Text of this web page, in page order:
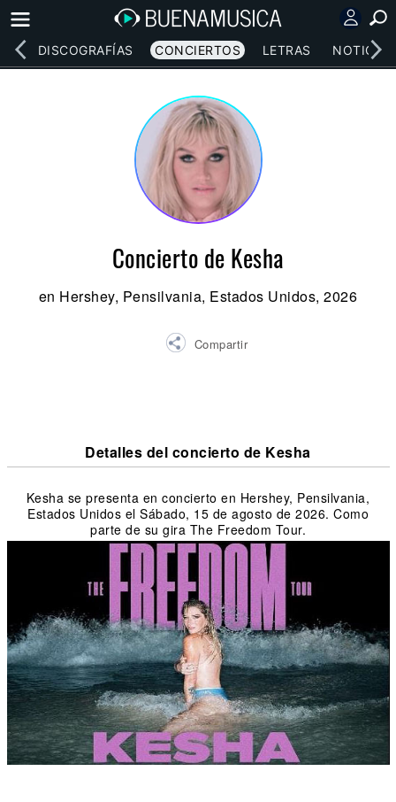
DISCOGRAFÍAS CONCIERTOS LETRAS NOTICIAS
Concierto de Kesha
en Hershey, Pensilvania, Estados Unidos, 2026
Compartir
Detalles del concierto de Kesha
Kesha se presenta en concierto en Hershey, Pensilvania,
Estados Unidos el Sábado, 15 de agosto de 2026. Como
parte de su gira The Freedom Tour.